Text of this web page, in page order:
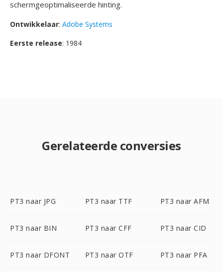
schermgeoptimaliseerde hinting.
Ontwikkelaar: Adobe Systems
Eerste release: 1984
Gerelateerde conversies
PT3 naar JPG PT3 naar TTF PT3 naar AFM
PT3 naar BIN PT3 naar CFF PT3 naar CID
PT3 naar DFONT PT3 naar OTF PT3 naar PFA